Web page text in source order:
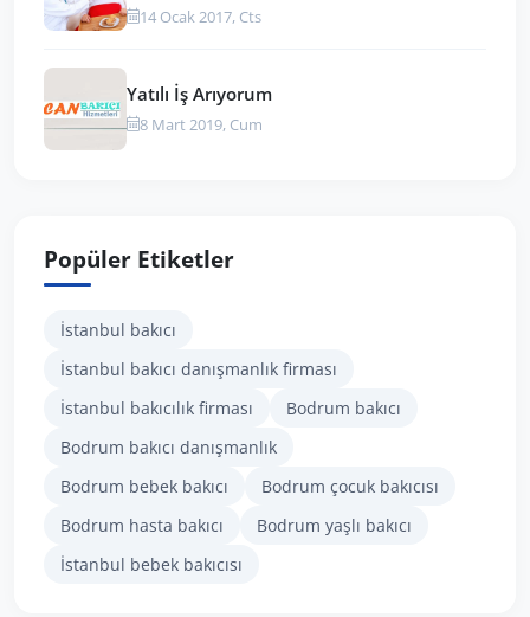
14 Ocak 2017, Cts
Yatılı İş Arıyorum
8 Mart 2019, Cum
Popüler Etiketler
İstanbul bakıcı
İstanbul bakıcı danışmanlık firması
İstanbul bakıcılık firması
Bodrum bakıcı
Bodrum bakıcı danışmanlık
Bodrum bebek bakıcı
Bodrum çocuk bakıcısı
Bodrum hasta bakıcı
Bodrum yaşlı bakıcı
İstanbul bebek bakıcısı